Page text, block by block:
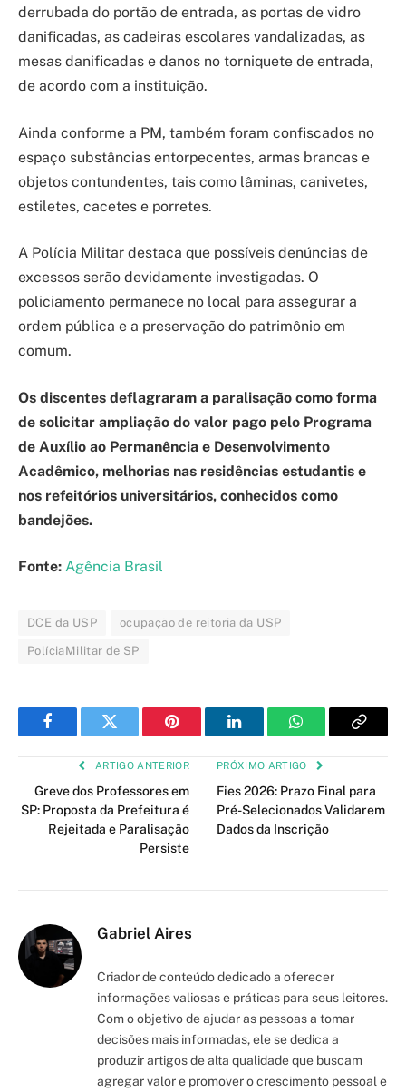
derrubada do portão de entrada, as portas de vidro
danificadas, as cadeiras escolares vandalizadas, as
mesas danificadas e danos no torniquete de entrada,
de acordo com a instituição.
Ainda conforme a PM, também foram confiscados no
espaço substâncias entorpecentes, armas brancas e
objetos contundentes, tais como lâminas, canivetes,
estiletes, cacetes e porretes.
A Polícia Militar destaca que possíveis denúncias de
excessos serão devidamente investigadas. O
policiamento permanece no local para assegurar a
ordem pública e a preservação do patrimônio em
comum.
Os discentes deflagraram a paralisação como forma
de solicitar ampliação do valor pago pelo Programa
de Auxílio ao Permanência e Desenvolvimento
Acadêmico, melhorias nas residências estudantis e
nos refeitórios universitários, conhecidos como
bandejões.
Fonte: Agência Brasil
DCE da USP ocupação de reitoria da USP
PolíciaMilitar de SP
FacebookTwitter Pinterest LinkedInWhatsAppCopy
ARTIGO ANTERIOR
Greve dos Professores em
SP: Proposta da Prefeitura é
Rejeitada e Paralisação
Persiste
PRÓXIMO ARTIGO
Fies 2026: Prazo Final para
Pré-Selecionados Validarem
Dados da Inscrição
Gabriel Aires
Criador de conteúdo dedicado a oferecer
informações valiosas e práticas para seus leitores.
Com o objetivo de ajudar as pessoas a tomar
decisões mais informadas, ele se dedica a
produzir artigos de alta qualidade que buscam
agregar valor e promover o crescimento pessoal e